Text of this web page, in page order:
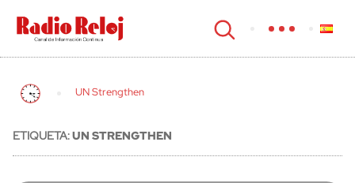
cerrar
UN Strengthen
ETIQUETA:UN STRENGTHEN